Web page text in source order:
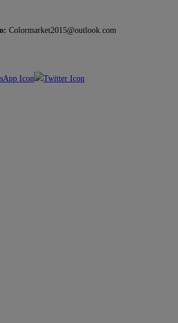
Colormarket2015@outlook.com